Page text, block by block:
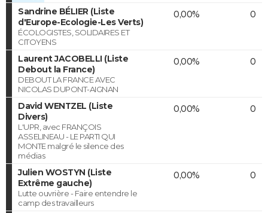
Sandrine BÉLIER (Liste
d'Europe-Ecologie-Les Verts)
ÉCOLOGISTES, SOLIDAIRES ET
CITOYENS
0,00% 0
Laurent JACOBELLI (Liste
Debout la France)
DEBOUT LA FRANCE AVEC
NICOLAS DUPONT-AIGNAN
0,00% 0
David WENTZEL (Liste
Divers)
L'UPR, avec FRANÇOIS
ASSELINEAU - LE PARTI QUI
MONTE malgré le silence des
médias
0,00% 0
Julien WOSTYN (Liste
Extrême gauche)
Lutte ouvrière - Faire entendre le
camp des travailleurs
0,00% 0